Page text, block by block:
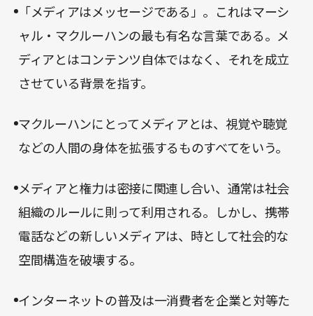
い。
ネット全盛期の今だからこそ、マクルーハンの探究
の軌跡は新鮮さを帯びている。ぜひ堪能いただきた
い。
「メディアはメッセージである」。これはマーシ
ャル・マクルーハンの最も有名な言葉である。メ
ディアとはコンテンツ自体ではなく、それを成立
させている背景を指す。
マクルーハンにとってメディアとは、視覚や聴覚
などの人間の身体を拡張するものすべてをいう。
メディアと権力は密接に関連し合い、通常は社会
組織のルールに則って利用される。しかし、携帯
電話などの新しいメディアは、時として社会的な
空間構造を破壊する。
インターネットの普及は一消費者を企業と対等た